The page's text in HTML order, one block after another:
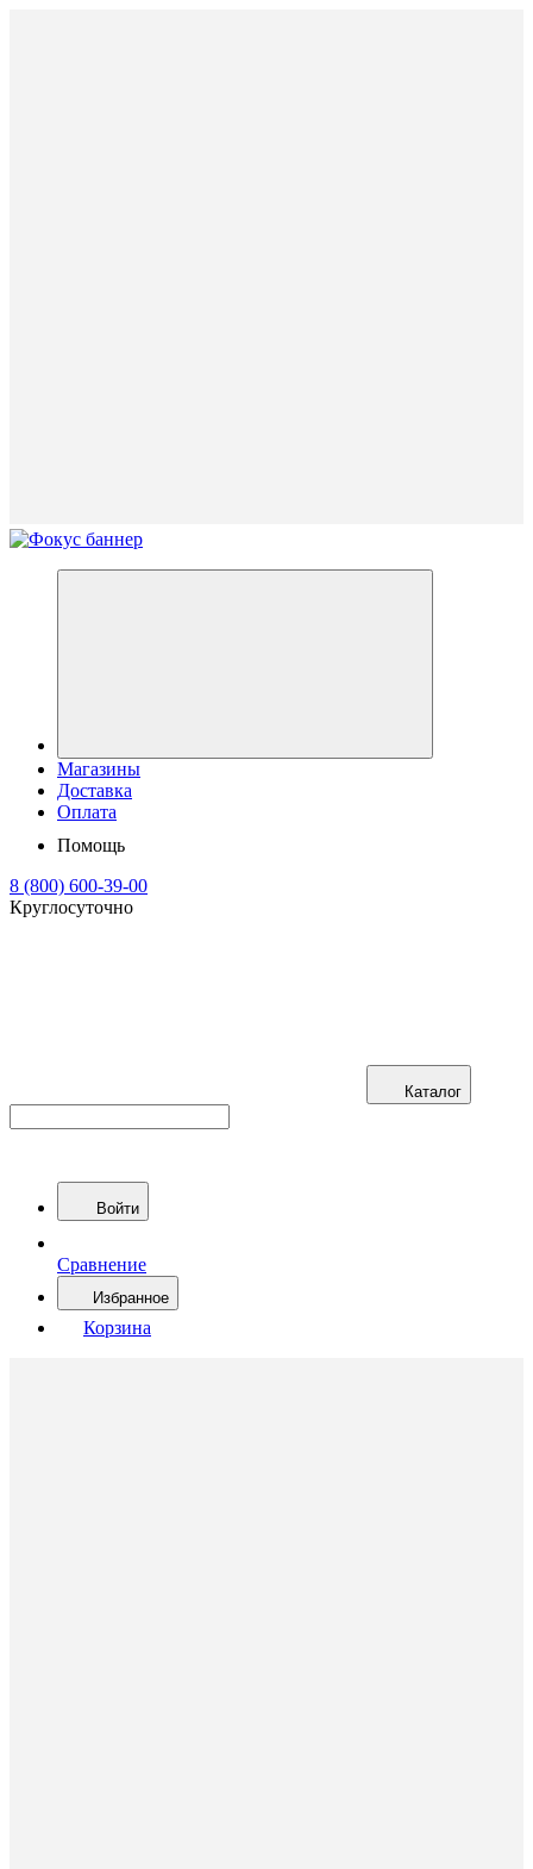
Магазины
Доставка
Оплата
Помощь
8 (800) 600-39-00
Круглосуточно
Каталог
Войти
Сравнение
Избранное
Корзина